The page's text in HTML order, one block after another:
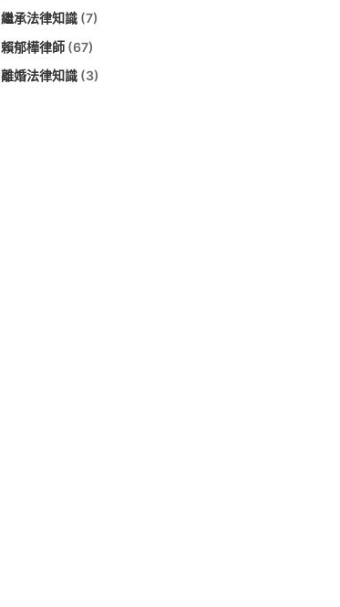
繼承法律知識 (7)
賴郁樺律師 (67)
離婚法律知識 (3)